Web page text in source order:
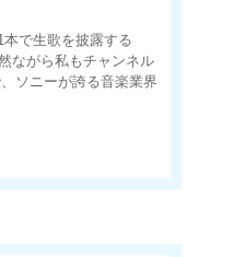
で生歌を披露する
ながら私もチャンネル
ソニーが誇る音楽業界